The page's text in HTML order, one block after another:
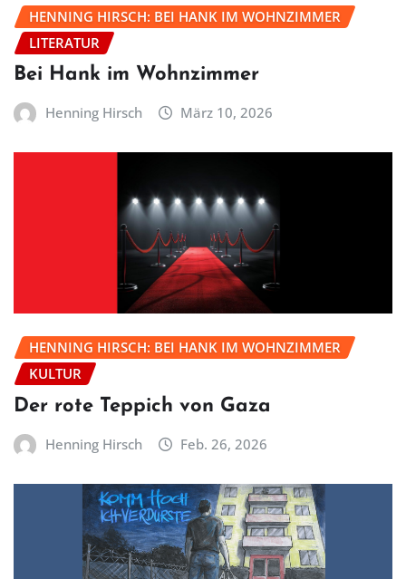
HENNING HIRSCH: BEI HANK IM WOHNZIMMER
LITERATUR
Bei Hank im Wohnzimmer
Henning Hirsch März 10, 2026
HENNING HIRSCH: BEI HANK IM WOHNZIMMER
KULTUR
Der rote Teppich von Gaza
Henning Hirsch Feb. 26, 2026